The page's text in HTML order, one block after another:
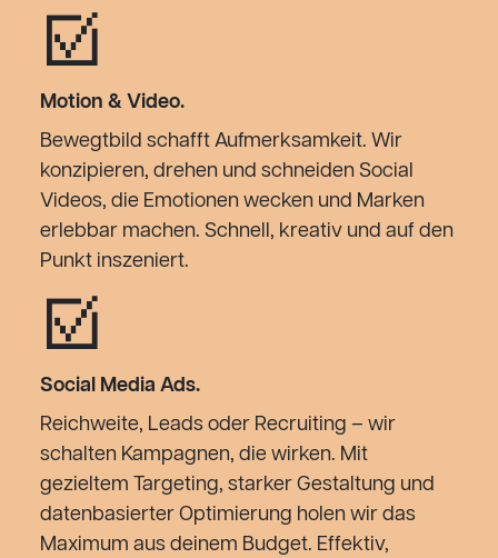
☑︎
Motion & Video.
Bewegtbild schafft Aufmerksamkeit. Wir
konzipieren, drehen und schneiden Social
Videos, die Emotionen wecken und Marken
erlebbar machen. Schnell, kreativ und auf den
Punkt inszeniert.
☑︎
Social Media Ads.
Reichweite, Leads oder Recruiting – wir
schalten Kampagnen, die wirken. Mit
gezieltem Targeting, starker Gestaltung und
datenbasierter Optimierung holen wir das
Maximum aus deinem Budget. Effektiv,